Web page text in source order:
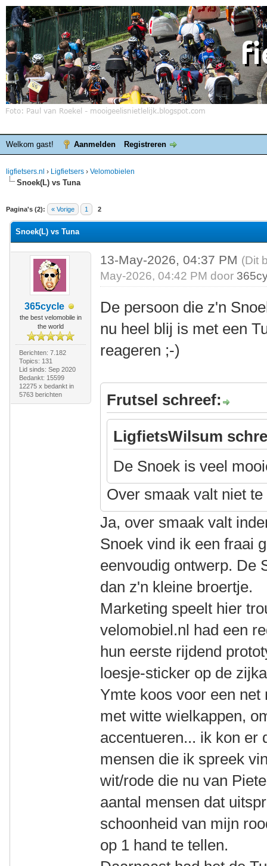
Welkom gast! Aanmelden Registreren
ligfietsers.nl › Ligfietsers › Velomobielen
Snoek(L) vs Tuna
Pagina's (2): « Vorige 1 2
waardering is 0
Snoek(L) vs Tuna
365cycle
the best velomobile in
the world
Berichten: 7.182
Topics: 131
Lid sinds: Sep 2020
Bedankt: 15599
12275 x bedankt in
5763 berichten
13-May-2026, 04:37 PM (Dit
May-2026, 04:42 PM door
De persoon die z'n
nu heel blij is met een
reageren ;-)
Frutsel schreef:
LigfietsWilsum
De Snoek is veel
Over smaak valt niet
Ja, over smaak valt
Snoek vind ik een fraai
eenvoudig ontwerp. De
dan z'n kleine broertje.
Marketing speelt hier
velomobiel.nl had een
hun eerste rijdend
loesje-sticker op de
Ymte koos voor een
met witte wielkappen,
accentueren... ik kon er
mensen die ik spreek
wit/rode die nu van
aantal mensen dat
schoonheid van mijn
op 1 hand te tellen.